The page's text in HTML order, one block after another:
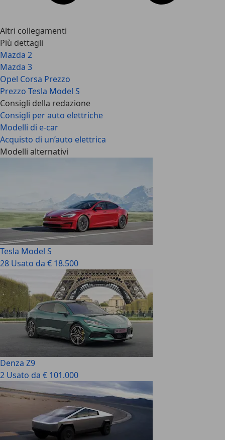
Altri collegamenti
Più dettagli
Mazda 2
Mazda 3
Opel Corsa Prezzo
Prezzo Tesla Model S
Consigli della redazione
Consigli per auto elettriche
Modelli di e-car
Acquisto di un’auto elettrica
Modelli alternativi
Tesla Model S
28 Usato da € 18.500
Denza Z9
2 Usato da € 101.000